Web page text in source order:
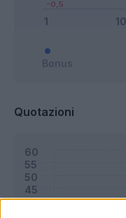
Bonus
Quotazioni